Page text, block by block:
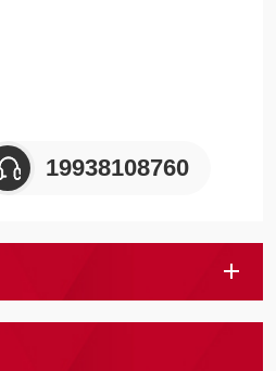
消耗测试。
19938108760